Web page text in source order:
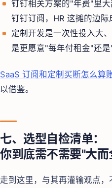
钉钉相关方案的"年费"里
钉钉订阅，HR 这摊的边际
定制开发是一次性投入大
是更愿意"每年付租金"还是
SaaS 订阅和定制买断怎么算
以借鉴。
七、选型自检清单：
你到底需不需要"大而
走到这里，与其再灌输观点